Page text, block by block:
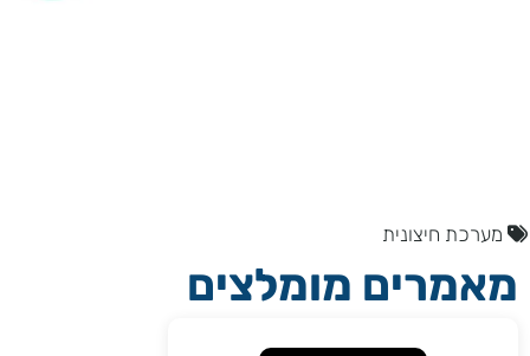
מערכת חיצונית
מאמרים מומלצים